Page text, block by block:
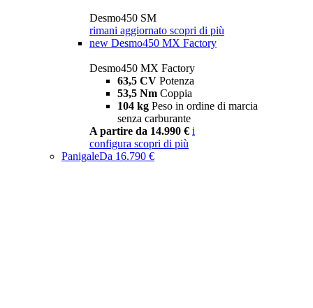
Desmo450 SM
rimani aggiornato scopri di più
new Desmo450 MX Factory
Desmo450 MX Factory
63,5 CV Potenza
53,5 Nm Coppia
104 kg Peso in ordine di marcia
senza carburante
A partire da 14.990 € i
configura scopri di più
PanigaleDa 16.790 €